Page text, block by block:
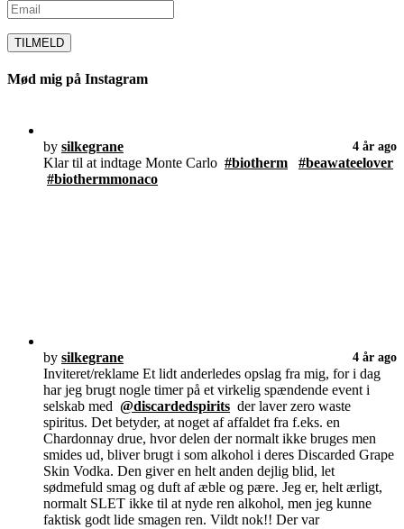
Mød mig på Instagram
by silkegrane 4 år ago
Klar til at indtage Monte Carlo #biotherm
#beawateelover
#biothermmonaco
by silkegrane 4 år ago
Inviteret/reklame Et lidt anderledes opslag fra mig, for i dag
har jeg brugt nogle timer på et virkelig spændende event i
selskab med @discardedspirits der laver zero waste
spiritus. Det betyder, at noget af affaldet fra f.eks. en
Chardonnay drue, hvor delen der normalt ikke bruges men
smides ud, bliver brugt i som alkohol i deres Discarded Grape
Skin Vodka. Den giver en helt anden dejlig blid, let
sødmefuld smag og duft af æble og pære. Jeg er, helt ærligt,
normalt SLET ikke til at nyde ren alkohol, men jeg kunne
faktisk godt lide smagen ren. Vildt nok!! Der var